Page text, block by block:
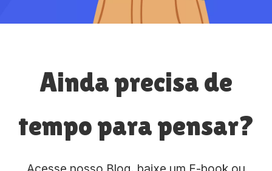
Ainda precisa de
tempo para pensar?